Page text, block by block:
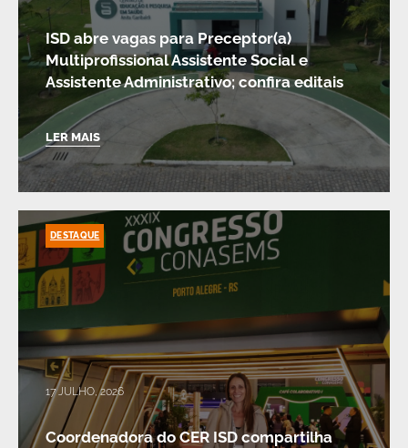
ISD abre vagas para Preceptor(a)
Multiprofissional Assistente Social e
Assistente Administrativo; confira editais
LER MAIS
17 JULHO, 2026
Coordenadora do CER ISD compartilha
DESTAQUE